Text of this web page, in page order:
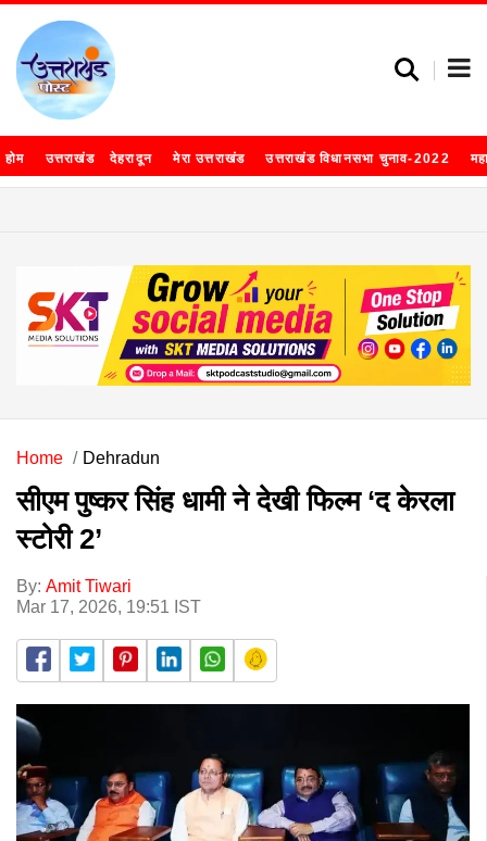
होम उत्तराखंड देहरादून मेरा उत्तराखंड उत्तराखंड विधानसभा चुनाव-2022
Home Dehradun
सीएम पुष्कर सिंह धामी ने देखी फिल्म ‘द केरला
स्टोरी 2’
By: Amit Tiwari
Mar 17, 2026, 19:51 IST